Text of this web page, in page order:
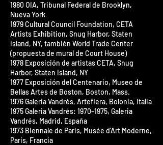
1980 OIA, Tribunal Federal de Brooklyn,
Nueva York
1979 Cultural Council Foundation, CETA
Artists Exhibition, Snug Harbor, Staten
Island, NY, también World Trade Center
(propuesta de mural de Court House)
1978 Exposición de artistas CETA, Snug
Harbor, Staten Island, NY
1977 Exposición del Centenario, Museo de
Bellas Artes de Boston, Boston, Mass.
1976 Galeria Vandrés, Artefiera, Bolonia, Italia
1975 Galeria Vandrés: 1970-1975, Galeria
Vandrés, Madrid, España
1973 Biennale de Paris, Musée d'Art Moderne,
Paris, Francia